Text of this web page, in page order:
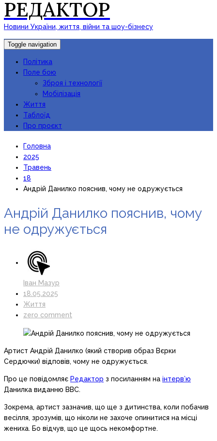
РЕДАКТОР
Новини України, життя, війни та шоу-бізнесу
Toggle navigation
Політика
Поле бою
Зброя і технології
Мобілізація
Життя
Таблоїд
Про проєкт
Головна
2025
Травень
18
Андрій Данилко пояснив, чому не одружується
Андрій Данилко пояснив, чому
не одружується
Іван Мазур
18.05.2025
Життя
zero comment
Артист Андрій Данилко (який створив образ Вєрки
Сердючки) відповів, чому не одружується.
Про це повідомляє Редактор з посиланням на інтерв’ю
Данилка виданню BBC.
Зокрема, артист зазначив, що ще з дитинства, коли побачив
весілля, зрозумів, що ніколи не захоче опинитися на місці
жениха. Бо відчув, що це щось некомфортне.